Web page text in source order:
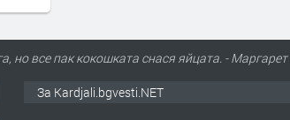
но все пак кокошката снася яйцата. -
За Kardjali.bgvesti.NET